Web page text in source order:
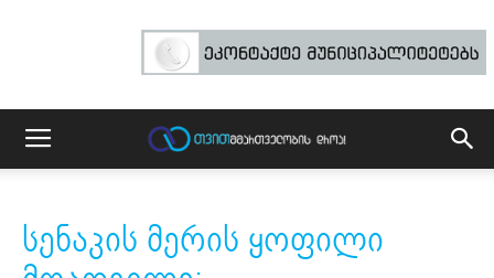
სენაკის მერის ყოფილი